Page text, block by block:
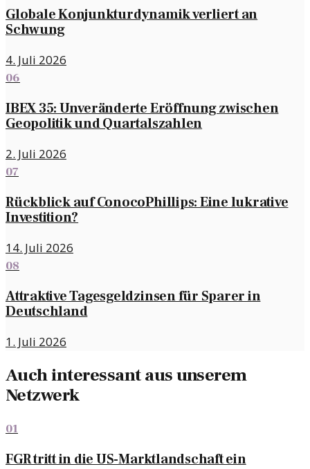
Globale Konjunkturdynamik verliert an
Schwung
4. Juli 2026
06
IBEX 35: Unveränderte Eröffnung zwischen
Geopolitik und Quartalszahlen
2. Juli 2026
07
Rückblick auf ConocoPhillips: Eine lukrative
Investition?
14. Juli 2026
08
Attraktive Tagesgeldzinsen für Sparer in
Deutschland
1. Juli 2026
Auch interessant aus unserem
Netzwerk
01
FGR tritt in die US-Marktlandschaft ein